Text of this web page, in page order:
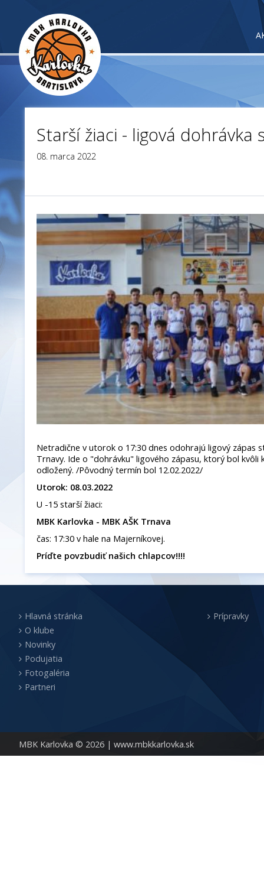
Starší žiaci - ligová dohrávka
08. marca 2022
Netradične v utorok o 17:30 dnes odohrajú ligový zápas
Trnavy. Ide o "dohrávku" ligového zápasu, ktorý bol kvôli
odložený. /Pôvodný termín bol 12.02.2022/
Utorok: 08.03.2022
U -15 starší žiaci:
MBK Karlovka - MBK AŠK Trnava
čas: 17:30 v hale na Majerníkovej.
Príďte povzbudiť našich chlapcov!!!!
MBK Karlovka © 2026 | www.mbkkarlovka.sk
Hlavná stránka
O klube
Novinky
Podujatia
Fotogaléria
Partneri
Prípravky